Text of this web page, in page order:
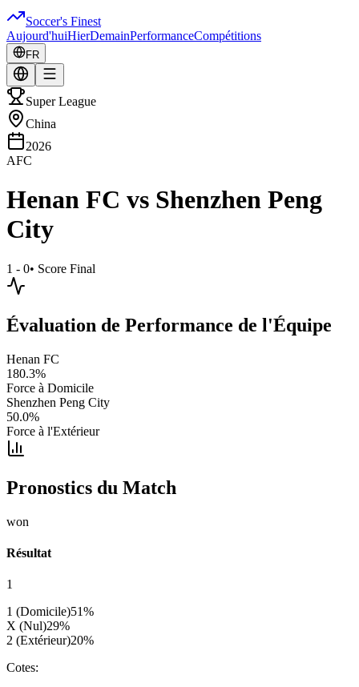
Soccer's Finest
Aujourd'huiHierDemainPerformanceCompétitions
FR
Super League
China
2026
AFC
Henan FC vs Shenzhen Peng
City
1 - 0• Score Final
Évaluation de Performance de l'Équipe
Henan FC
180.3%
Force à Domicile
Shenzhen Peng City
50.0%
Force à l'Extérieur
Pronostics du Match
won
Résultat
1
1 (Domicile)51%
X (Nul)29%
2 (Extérieur)20%
Cotes: